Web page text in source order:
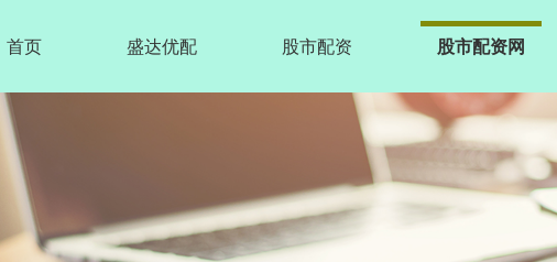
首页 盛达优配 股市配资 股市配资网